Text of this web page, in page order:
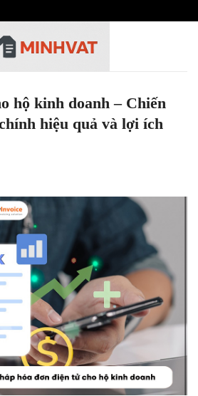
hộ kinh doanh – Chiến
hiệu quả và lợi ích